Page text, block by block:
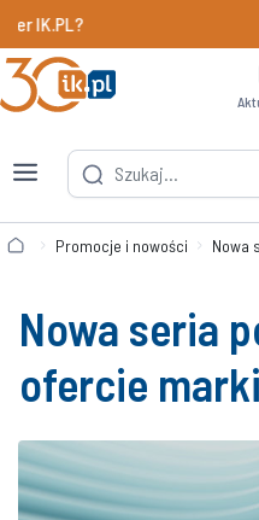
Promocje i nowości Nowa
Nowa seria
ofercie